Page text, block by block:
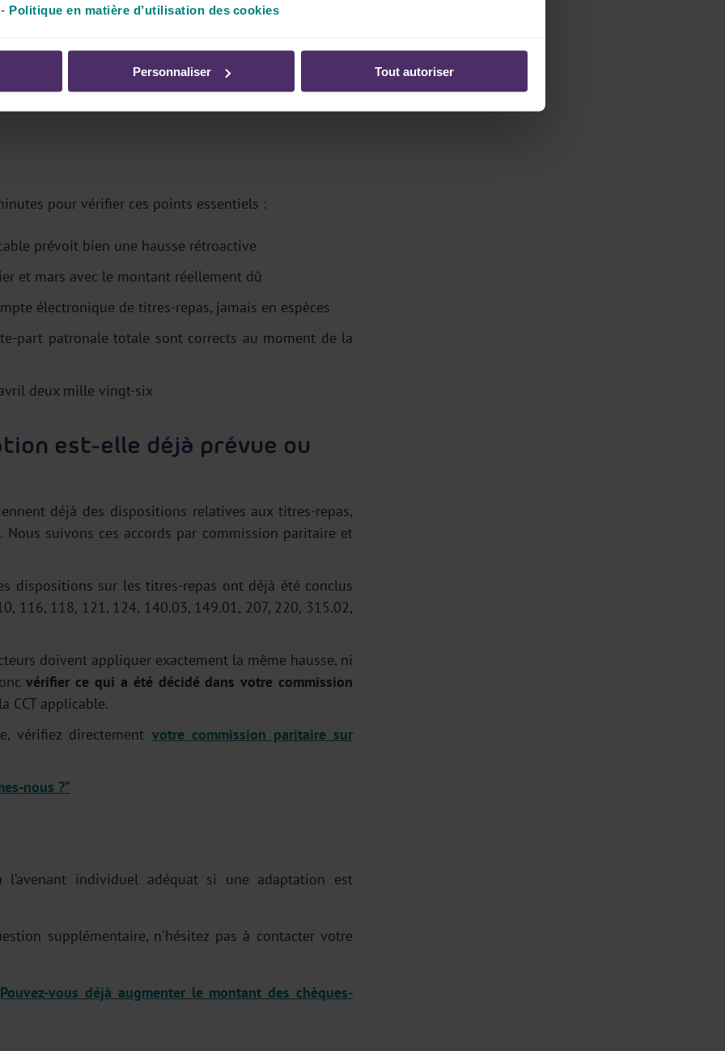
- Politique en matière d’utilisation des cookies
Personnaliser Tout autoriser
plus possible. La différence sera considérée
pour vérifier ces points essentiels :
prévoit bien une hausse rétroactive
et mars avec le montant réellement dû
électronique de titres-repas, jamais en espèces
part patronale totale sont corrects au moment de la
deux mille vingt-six
est-elle déjà prévue ou
déjà des dispositions relatives aux titres-repas,
Nous suivons ces accords par commission paritaire et
dispositions sur les titres-repas ont déjà été conclus
116, 118, 121, 124, 140.03, 149.01, 207, 220, 315.02,
doivent appliquer exactement la même hausse, ni
vérifier ce qui a été décidé dans votre commission
CCT applicable.
vérifiez directement votre commission paritaire sur
nous ?”
l’avenant individuel adéquat si une adaptation est
supplémentaire, n'hésitez pas à contacter votre
Pouvez-vous déjà augmenter le montant des chèques-